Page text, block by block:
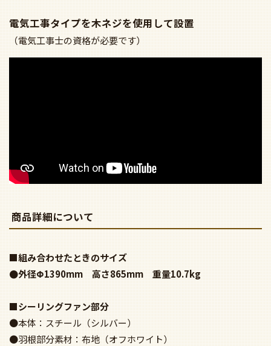
電気工事タイプを木ネジを使用して設置
（電気工事士の資格が必要です）
商品詳細について
■組み合わせたときのサイズ
●外径Φ1390mm 高さ865mm 重量10.7kg
■シーリングファン部分
●本体：スチール（シルバー）
●羽根部分素材：布地（オフホワイト）